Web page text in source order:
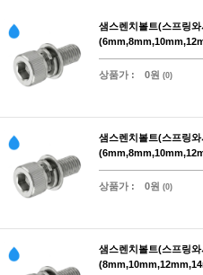
샘스렌치볼트(스프링
상품가 : 0원 (0)
샘스렌치볼트(스프링
상품가 : 0원 (0)
샘스렌치볼트(스프링